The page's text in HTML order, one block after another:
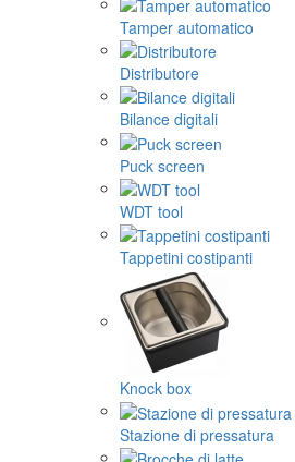
Tamper automatico
Distributore
Bilance digitali
Puck screen
WDT tool
Tappetini costipanti
Knock box
Stazione di pressatura